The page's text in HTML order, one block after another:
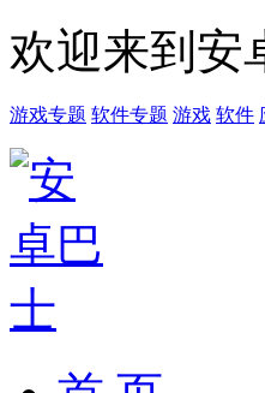
欢迎来到安
游戏专题 软件专题 游戏 软件